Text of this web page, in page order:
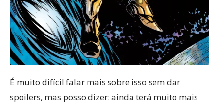
É muito difícil falar mais sobre isso sem dar
spoilers, mas posso dizer: ainda terá muito mais